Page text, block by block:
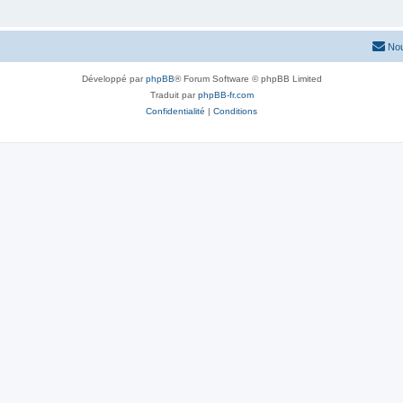
Développé parphpBB® Forum Software © phpBB Limited
Traduit parphpBB-fr.com
Confidentialité | Conditions